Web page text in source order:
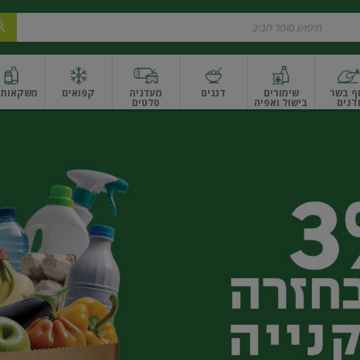
בשר
ודגים
שימורים
בישול ואפיה
דגנים מעדניה
סלטים
ונקניקים
קפואים משקאות
ואגוזיםפירות יבשים ארוזפירות יבשים בתפזורתפיצוחים, אגוזים